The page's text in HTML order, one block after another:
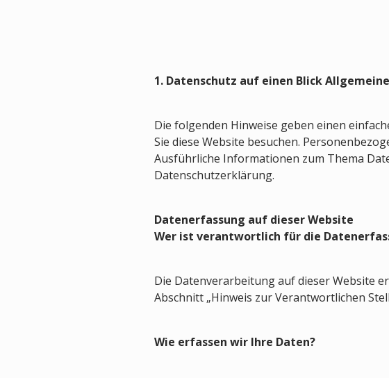
1. Datenschutz auf einen Blick
Die folgenden Hinweise geben einen
Sie diese Website besuchen.
Ausführliche Informationen zum Thema
Datenschutzerklärung.
Datenerfassung auf dieser Website
Wer ist verantwortlich für die
Die Datenverarbeitung auf dieser Website
Abschnitt „Hinweis zur Verantwortlichen
Wie erfassen wir Ihre Daten?